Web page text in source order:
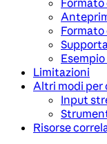
Limitazioni
Altri modi per
Input
Risorse